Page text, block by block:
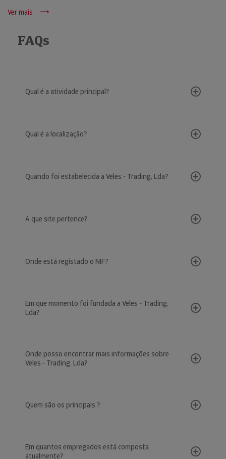
Ver mais
FAQs
Qual é a atividade principal?
Qual é a localização?
Quando foi estabelecida a Veles - Trading, Lda?
A que site pertence?
Onde está registado o NIF?
Em que momento foi fundada a Veles - Trading,
Lda?
Onde posso encontrar mais informações sobre
Veles - Trading, Lda?
Quem são os principais ?
Em quantos empregados está composta
atualmente?